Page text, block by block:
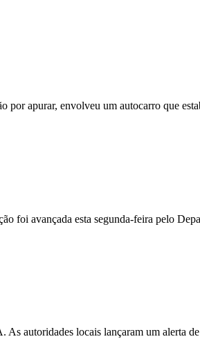
por apurar, envolveu um autocarro que
foi avançada esta segunda-feira pelo
autoridades locais lançaram um alerta